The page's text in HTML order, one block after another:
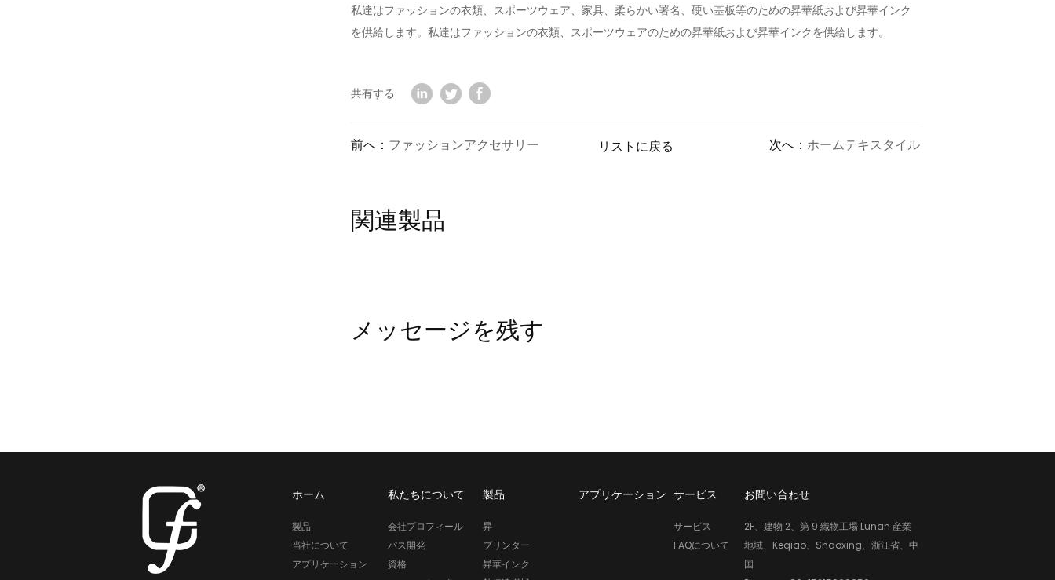
私達はファッションの衣類、スポーツウェア、家具、柔らかい署名、硬い基板等のための昇華紙および昇華インク
を供給します。私達はファッションの衣類、スポーツウェアのための昇華紙および昇華インクを供給します。
共有する
前へ： ファッションアクセサリー 次へ： ホームテキスタイル
リストに戻る
関連製品
メッセージを残す
ホーム
製品
当社について
アプリケーション
私たちについて
会社プロフィール
パス開発
資格
製品
昇
プリンター
昇華インク
アプリケーション サービス
サービス
FAQについて
お問い合わせ
2F、建物 2、第 9 織物工場 Lunan 産業
地域、Keqiao、Shaoxing、浙江省、中
国